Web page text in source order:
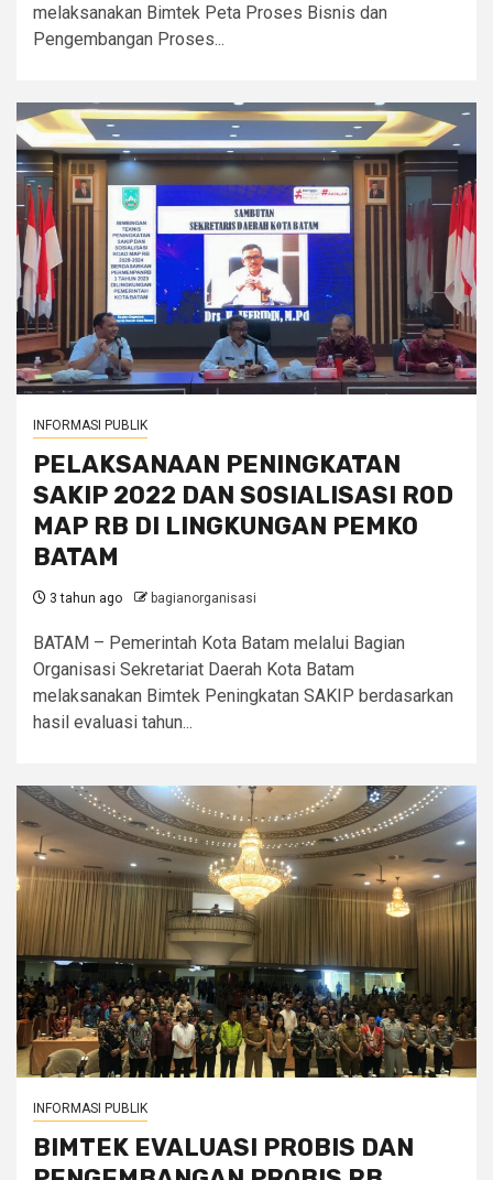
melaksanakan Bimtek Peta Proses Bisnis dan
Pengembangan Proses...
INFORMASI PUBLIK
PELAKSANAAN PENINGKATAN
SAKIP 2022 DAN SOSIALISASI ROD
MAP RB DI LINGKUNGAN PEMKO
BATAM
3 tahun ago bagianorganisasi
BATAM – Pemerintah Kota Batam melalui Bagian
Organisasi Sekretariat Daerah Kota Batam
melaksanakan Bimtek Peningkatan SAKIP berdasarkan
hasil evaluasi tahun...
INFORMASI PUBLIK
BIMTEK EVALUASI PROBIS DAN